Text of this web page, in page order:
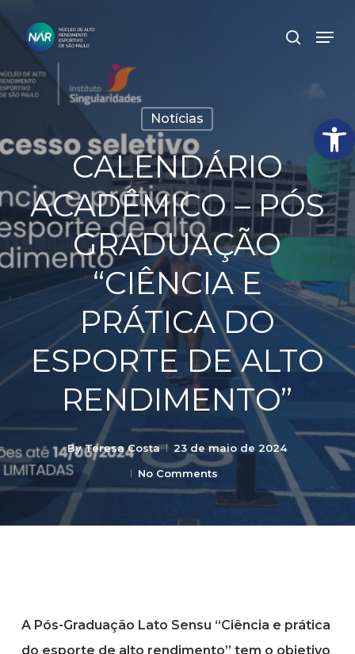
content
search
Notícias
CALENDÁRIO
ACADÊMICO – PÓS
GRADUAÇÃO
“CIÊNCIA E
PRÁTICA DO
ESPORTE DE ALTO
RENDIMENTO”
By Teresa Costa
23 de maio de 2024
No Comments
A Pós-Graduação Lato Sensu “Ciência e prática
do esporte de alto rendimento” tem o objetivo